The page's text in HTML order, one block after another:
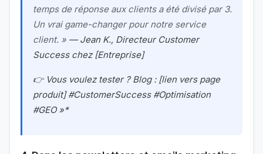
temps de réponse aux clients a été divisé par 3.
Un vrai game-changer pour notre service
client. » — Jean K., Directeur Customer
Success chez [Entreprise]
👉 Vous voulez tester ? Blog : [lien vers page
produit] #CustomerSuccess #Optimisation
#GEO »*